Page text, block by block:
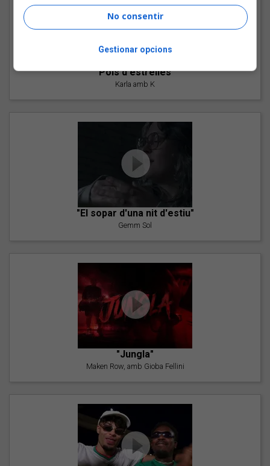
"Pols d'estrelles"
Karla amb K
"El sopar d'una nit d'estiu"
Gemm Sol
"Jungla"
Maken Row, amb Gioba Fellini
No consentir
Gestionar opcions